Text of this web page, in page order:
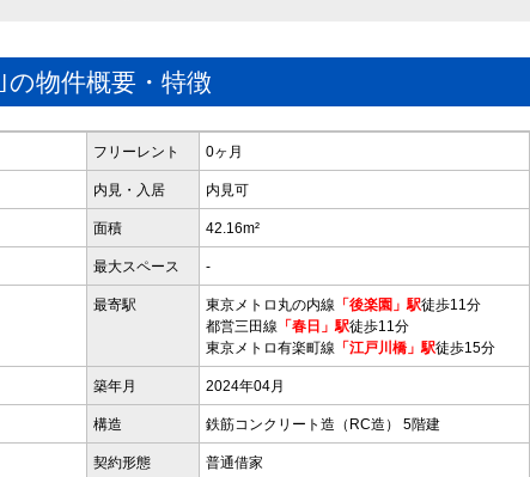
物件概要・特徴
フリーレント 0ヶ月
内見・入居 内見可
面積 42.16m²
最大スペース -
最寄駅 東京メトロ丸の内線 「後楽園」駅徒歩11分
都営三田線 「春日」駅徒歩11分
東京メトロ有楽町線 「江戸川橋」駅徒歩15分
築年月 2024年04月
構造 鉄筋コンクリート造（RC造） 5階建
契約形態 普通借家